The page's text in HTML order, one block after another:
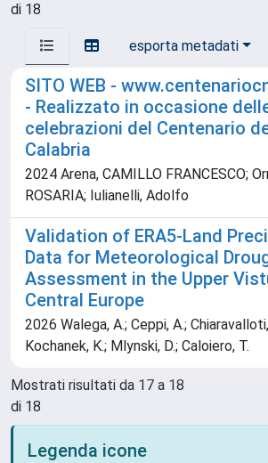
di 18
esporta metadati
SITO WEB -
- Realizzato in occasione
celebrazioni del Centenario
Calabria
2024 Arena, CAMILLO FRANCESCO;
ROSARIA; Iulianelli, Adolfo
Validation of ERA5-Land
Data for Meteorological
Assessment in the Upper
Central Europe
2026 Walega, A.; Ceppi, A.;
Kochanek, K.; Mlynski, D.; Caloiero, T.
Mostrati risultati da 17 a 18
di 18
Legenda icone